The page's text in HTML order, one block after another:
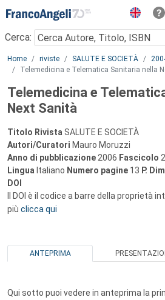
Menu
Cerca:
Main content
Home riviste SALUTE E SOCIETÀ
Telemedicina e Telematica Sanitaria nella
Telemedicina e
Next Sanità
Titolo Rivista SALUTE E SOCIETÀ
Autori/Curatori Mauro Moruzzi
Anno di pubblicazione 2006 Fascicolo
Lingua Italiano Numero pagine 13 P.
DOI
Il DOI è il codice a barre della proprietà
più clicca qui
ANTEPRIMA
Qui sotto puoi vedere in anteprima la